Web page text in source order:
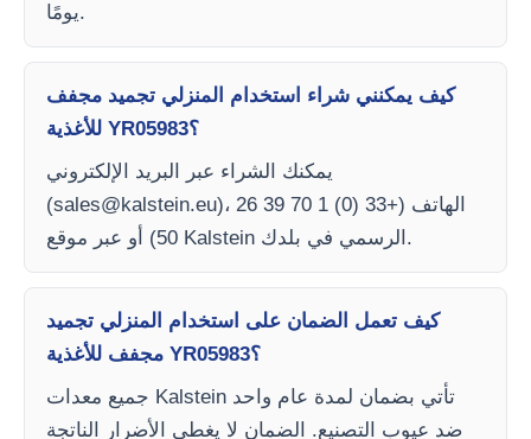
يومًا.
كيف يمكنني شراء استخدام المنزلي تجميد مجفف
للأغذية YR05983؟
يمكنك الشراء عبر البريد الإلكتروني
(sales@kalstein.eu)، الهاتف (+33 (0) 1 70 39 26
50) أو عبر موقع Kalstein الرسمي في بلدك.
كيف تعمل الضمان على استخدام المنزلي تجميد
مجفف للأغذية YR05983؟
جميع معدات Kalstein تأتي بضمان لمدة عام واحد
ضد عيوب التصنيع. الضمان لا يغطي الأضرار الناتجة